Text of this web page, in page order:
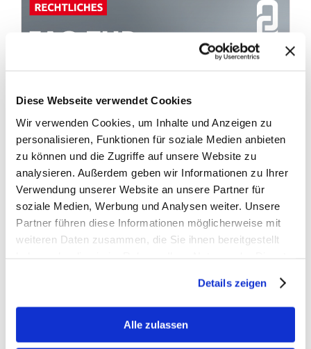
Diese Webseite verwendet Cookies
Wir verwenden Cookies, um Inhalte und Anzeigen zu
personalisieren, Funktionen für soziale Medien anbieten
zu können und die Zugriffe auf unsere Website zu
analysieren. Außerdem geben wir Informationen zu Ihrer
Verwendung unserer Website an unsere Partner für
soziale Medien, Werbung und Analysen weiter. Unsere
Partner führen diese Informationen möglicherweise mit
weiteren Daten zusammen, die Sie ihnen bereitgestellt
Details zeigen
Alle zulassen